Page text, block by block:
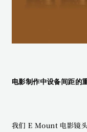
电影制作中设备间距的
我们 E Mount 电影镜